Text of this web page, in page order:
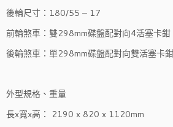
後輪尺寸：180/55 – 17
前輪煞車：雙298mm碟盤配對向4活塞卡鉗
後輪煞車：單298mm碟盤配對向雙活塞卡鉗
外型規格、重量
長x寬x高： 2190 x 820 x 1120mm